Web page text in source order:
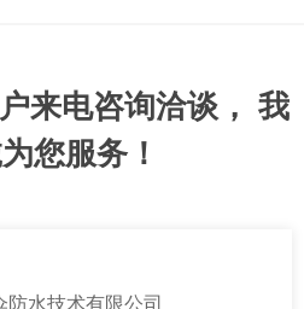
防水技术有限公司
来电咨询洽谈， 我
您服务！